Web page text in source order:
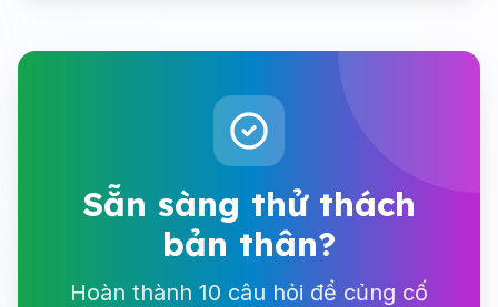
Sẵn sàng thử thách
bản thân?
Hoàn thành 10 câu hỏi để củng cố